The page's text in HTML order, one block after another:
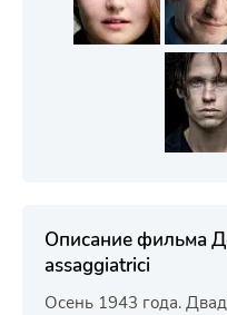
Описание фильма
assaggiatrici
Осень 1943 года.